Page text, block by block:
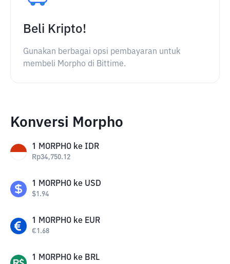
Beli Kripto!
Gunakan berbagai opsi pembayaran untuk
membeli Morpho di Bittime.
Konversi Morpho
1 MORPHO ke IDR
Rp34,750.12
1 MORPHO ke USD
$1.94
1 MORPHO ke EUR
€1.68
1 MORPHO ke BRL